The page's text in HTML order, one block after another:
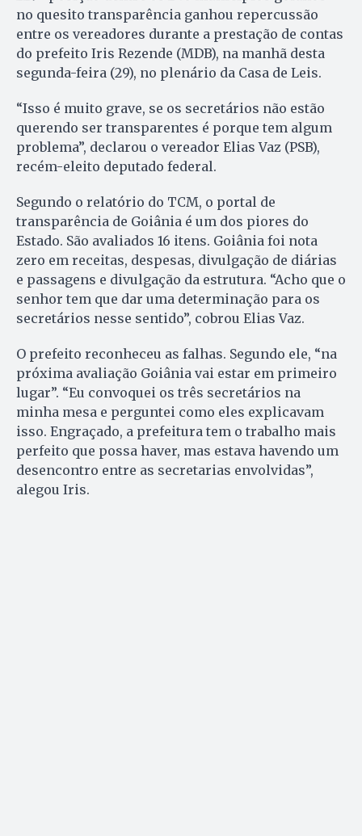
no quesito transparência ganhou repercussão
entre os vereadores durante a prestação de contas
do prefeito Iris Rezende (MDB), na manhã desta
segunda-feira (29), no plenário da Casa de Leis.
“Isso é muito grave, se os secretários não estão
querendo ser transparentes é porque tem algum
problema”, declarou o vereador Elias Vaz (PSB),
recém-eleito deputado federal.
Segundo o relatório do TCM, o portal de
transparência de Goiânia é um dos piores do
Estado. São avaliados 16 itens. Goiânia foi nota
zero em receitas, despesas, divulgação de diárias
e passagens e divulgação da estrutura. “Acho que o
senhor tem que dar uma determinação para os
secretários nesse sentido”, cobrou Elias Vaz.
O prefeito reconheceu as falhas. Segundo ele, “na
próxima avaliação Goiânia vai estar em primeiro
lugar”. “Eu convoquei os três secretários na
minha mesa e perguntei como eles explicavam
isso. Engraçado, a prefeitura tem o trabalho mais
perfeito que possa haver, mas estava havendo um
desencontro entre as secretarias envolvidas”,
alegou Iris.